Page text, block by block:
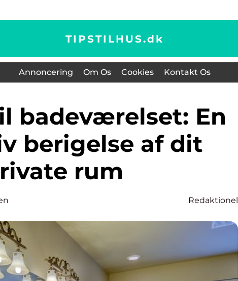
TIPSTILHUS.dk
Annoncering Om Os Cookies Kontakt Os
berigelse af dit
rum
Redaktionel